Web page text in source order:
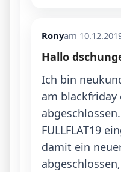
Ronyam
Hallo
Ich bin
am blackfriday
FULLFLAT19
damit ein